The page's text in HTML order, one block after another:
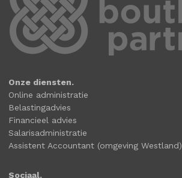
Onze diensten.
Online administratie
Belastingadvies
Financieel advies
Salarisadministratie
Assistent Accountant (omgeving Westland)
Sociaal.